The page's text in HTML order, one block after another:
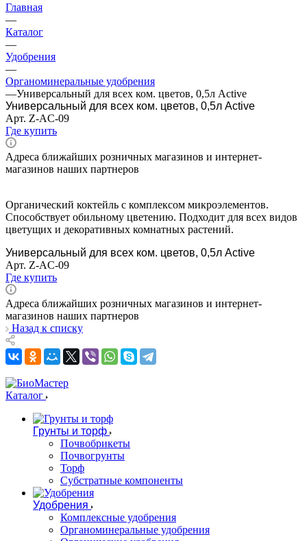
Главная
—
Каталог
—
Удобрения
—
Органоминеральные удобрения
—Универсальный для всех ком. цветов, 0,5л Active
Универсальный для всех ком. цветов, 0,5л Active
Арт. Z-AC-09
Где купить
Адреса ближайших розничных магазинов и интернет-
магазинов наших партнеров
Органический коктейль с комплексом микроэлементов.
Способствует обильному цветению. Подходит для всех видов
цветущих и декоративных комнатных растений.
Универсальный для всех ком. цветов, 0,5л Active
Арт. Z-AC-09
Где купить
Адреса ближайших розничных магазинов и интернет-
магазинов наших партнеров
Назад к списку
Каталог
Грунты и торф
Почвобрикеты
Почвогрунты
Торф
Субстратные компоненты
Удобрения
Комплексные удобрения
Органоминеральные удобрения